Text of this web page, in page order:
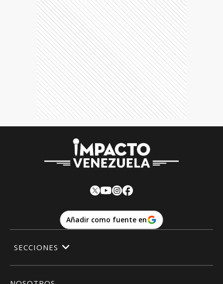
Añadir como fuente en
SECCIONES